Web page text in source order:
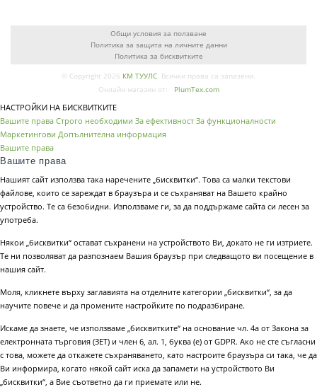
Общи условия за ползване
Политика за защита на личните данни
Политика за бисквитките
© Copyright 2026 КМ ТУУЛС. Всички права са запазени.
Онлайн магазин от:
PlumTex.com
НАСТРОЙКИ НА БИСКВИТКИТЕ
Вашите права Строго необходими За ефективност За функционалности
Маркетингови Допълнителна информация
Вашите права
Вашите права
Нашият сайт използва така наречените „бисквитки“. Това са малки текстови
файлове, които се зареждат в браузъра и се съхраняват на Вашето крайно
устройство. Те са безобидни. Използваме ги, за да поддържаме сайта си лесен за
употреба.
Някои „бисквитки“ остават съхранени на устройството Ви, докато не ги изтриете.
Те ни позволяват да разпознаем Вашия браузър при следващото ви посещение в
нашия сайт.
Моля, кликнете върху заглавията на отделните категории „бисквитки“, за да
научите повече и да промените настройките по подразбиране.
Искаме да знаете, че използваме „бисквитките“ на основание чл. 4а от Закона за
електронната търговия (ЗЕТ) и член 6, ал. 1, буква (е) от GDPR. Ако не сте съгласни
с това, можете да откажете съхраняването, като настроите браузъра си така, че да
Ви информира, когато някой сайт иска да запамети на устройството Ви
„бисквитки“, а Вие съответно да ги приемате или не.